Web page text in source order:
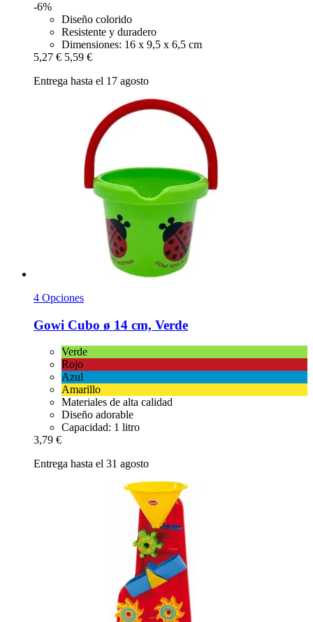
-6%
Diseño colorido
Resistente y duradero
Dimensiones: 16 x 9,5 x 6,5 cm
5,27 € 5,59 €
Entrega hasta el 17 agosto
4 Opciones
Gowi Cubo ø 14 cm, Verde
Verde
Rojo
Azul
Amarillo
Materiales de alta calidad
Diseño adorable
Capacidad: 1 litro
3,79 €
Entrega hasta el 31 agosto